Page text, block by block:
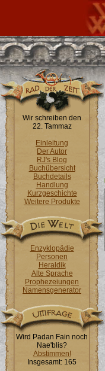
Wir schreiben den
22. Tammaz
Einleitung
Der Autor
RJ's Blog
Buchübersicht
Buchdetails
Handlung
Kurzgeschichte
Weitere Produkte
Enzyklopädie
Personen
Heraldik
Alte Sprache
Prophezeiungen
Namensgenerator
Wird Padan Fain noch
Nae'blis?
Abstimmen!
Insgesamt: 165